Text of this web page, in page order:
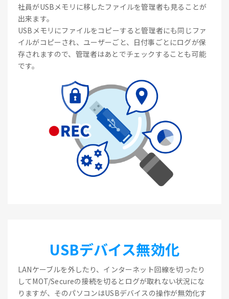
社員がUSBメモリに移したファイルを管理者も見ることが
出来ます。
USBメモリにファイルをコピーすると管理者にも同じファ
イルがコピーされ、ユーザーごと、日付事ごとにログが保
存されますので、管理者はあとでチェックすることも可能
です。
USBデバイス無効化
LANケーブルを外したり、インターネット回線を切ったり
してMOT/Secureの接続を切るとログが取れない状況にな
りますが、そのパソコンはUSBデバイスの操作が無効化す